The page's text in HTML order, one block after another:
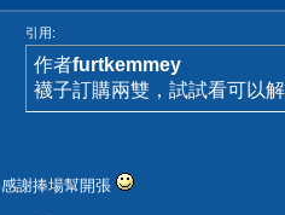
引用:
作者furtkemmey
襪子訂購兩雙，試試看可以
感謝捧場幫開張